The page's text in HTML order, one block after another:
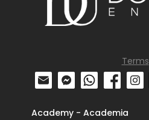
Terms
Academy - Academia